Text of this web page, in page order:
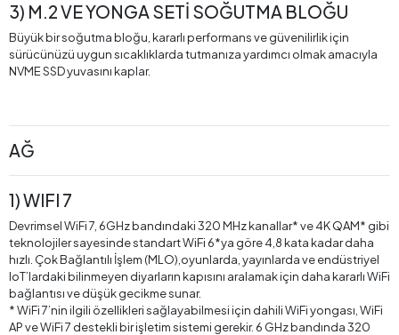
3) M.2 VE YONGA SETİ SOĞUTMA BLOĞU
Büyük bir soğutma bloğu, kararlı performans ve güvenilirlik için
sürücünüzü uygun sıcaklıklarda tutmanıza yardımcı olmak amacıyla
NVME SSD yuvasını kaplar.
AĞ
1) WIFI 7
Devrimsel WiFi 7, 6GHz bandındaki 320 MHz kanallar* ve 4K QAM* gibi
teknolojiler sayesinde standart WiFi 6*ya göre 4,8 kata kadar daha
hızlı. Çok Bağlantılı İşlem (MLO),oyunlarda, yayınlarda ve endüstriyel
IoT’lardaki bilinmeyen diyarların kapısını aralamak için daha kararlı WiFi
bağlantısı ve düşük gecikme sunar.
* WiFi 7’nin ilgili özellikleri sağlayabilmesi için dahili WiFi yongası, WiFi
AP ve WiFi 7 destekli bir işletim sistemi gerekir. 6 GHz bandında 320